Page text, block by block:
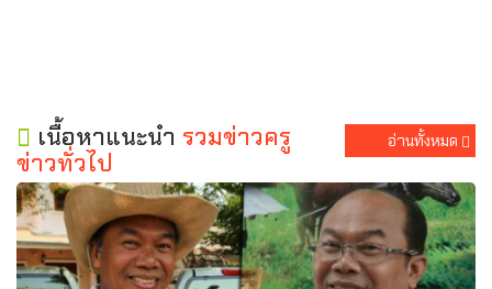
เนื้อหาแนะนำ รวมข่าวครู
ข่าวทั่วไป
อ่านทั้งหมด